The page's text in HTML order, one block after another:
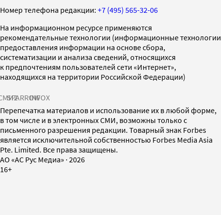
Номер телефона редакции: +7 (495) 565-32-06
На информационном ресурсе применяются
рекомендательные технологии (информационные технологии
предоставления информации на основе сбора,
систематизации и анализа сведений, относящихся
к предпочтениям пользователей сети «Интернет»,
находящихся на территории Российской Федерации)
SPARROWINFOX
Перепечатка материалов и использование их в любой форме,
в том числе и в электронных СМИ, возможны только с
письменного разрешения редакции. Товарный знак Forbes
является исключительной собственностью Forbes Media Asia
Pte. Limited. Все права защищены.
AO «АС Рус Медиа» · 2026
16+